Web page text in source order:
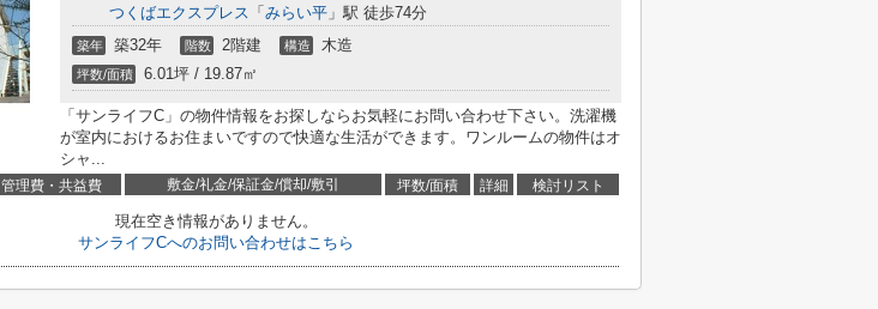
つくばエクスプレス 「 みらい平 」駅 徒歩74分
築年 築32年 階数 2階建 構造 木造
坪数/面積 6.01坪 / 19.87㎡
「サンライフC」の物件情報をお探しならお気軽にお問い合わせ下さい。洗濯機
が室内におけるお住まいですので快適な生活ができます。ワンルームの物件はオ
シャ...
管理費・共益費 敷金/礼金/保証金/償却/敷引 坪数/面積 詳細 検討リスト
現在空き情報がありません。
サンライフCへのお問い合わせはこちら